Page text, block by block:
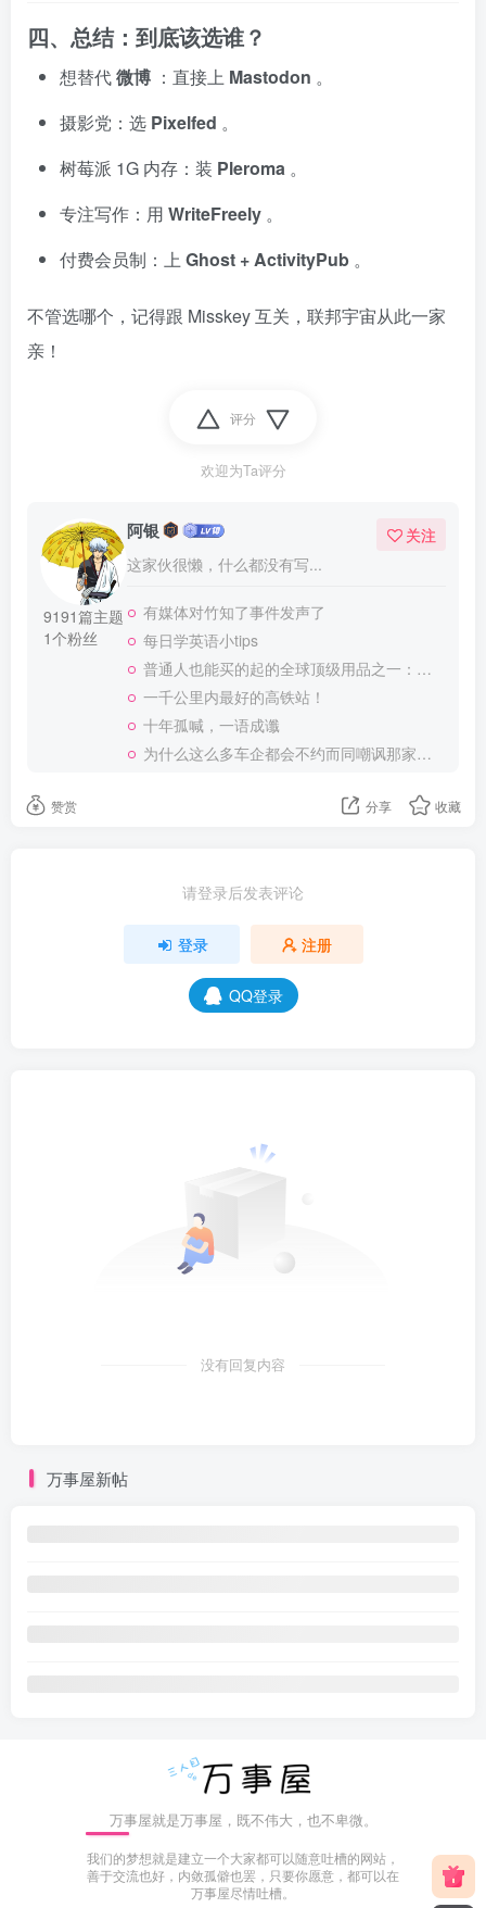
四、总结：到底该选谁？
想替代微博 ：直接上 Mastodon 。
摄影党：选 Pixelfed 。
树莓派 1G 内存：装 Pleroma 。
专注写作：用 WriteFreely 。
付费会员制：上 Ghost + ActivityPub 。
不管选哪个，记得跟 Misskey 互关，联邦宇宙从此一家
亲！
评分
欢迎为Ta评分
9191篇主题
1个粉丝
阿银
这家伙很懒，什么都没有写...
关注
有媒体对竹知了事件发声了
每日学英语小tips
普通人也能买的起的全球顶级用品之一：WD-40润滑除锈剂！
一千公里内最好的高铁站！
十年孤喊，一语成谶
为什么这么多车企都会不约而同嘲讽那家说不得的车企？
赞赏 分享 收藏
请登录后发表评论
登录 注册
QQ登录
没有回复内容
万事屋新帖
万事屋就是万事屋，既不伟大，也不卑微。
我们的梦想就是建立一个大家都可以随意吐槽的网站，
善于交流也好，内敛孤僻也罢，只要你愿意，都可以在
万事屋尽情吐槽。